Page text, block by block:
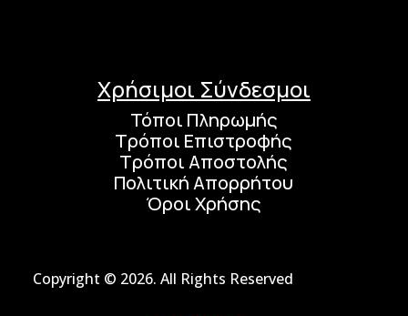
Χρήσιμοι Σύνδεσμοι
Τόποι Πληρωμής
Τρόποι Επιστροφής
Τρόποι Αποστολής
Πολιτική Απορρήτου
Όροι Χρήσης
Copyright © 2026. All Rights Reserved